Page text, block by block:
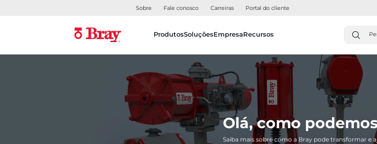
Sobre Fale conosco Carreiras Portal do cliente
ProdutosSoluçõesEmpresaRecursos
Olá, como
Saiba mais sobre como a Bray pode transformar e